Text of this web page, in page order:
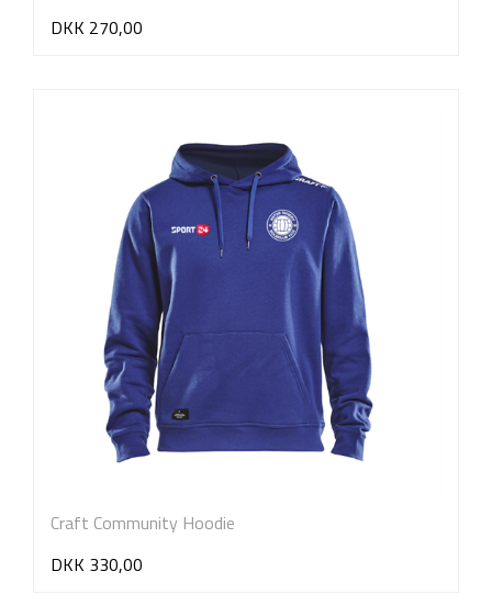
DKK 270,00
Craft Community Hoodie
DKK 330,00